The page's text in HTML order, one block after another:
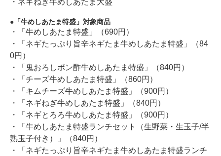
「牛めしあたま特盛」対象商品
・「牛めしあたま特盛」（690円）
・「ネギたっぷり旨辛ネギたま牛めしあたま特盛」（84
0円）
・「鬼おろしポン酢牛めしあたま特盛」（840円）
・「チーズ牛めしあたま特盛」（860円）
・「キムチーズ牛めしあたま特盛」（900円）
・「ネギねぎ牛めしあたま特盛」（840円）
・「ネギとろろ牛めしあたま特盛」（900円）
・「牛めしあたま特盛ランチセット（生野菜・生玉子/半
熟玉子付き）」（840円）
・「ネギたっぷり旨辛ネギたま牛めしあたま特盛ランチ